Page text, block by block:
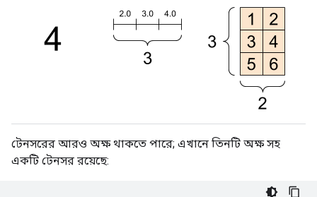
টেনসরের আরও অক্ষ থাকতে পারে; এখানে তিনটি অক্ষ সহ
একটি টেনসর রয়েছে: